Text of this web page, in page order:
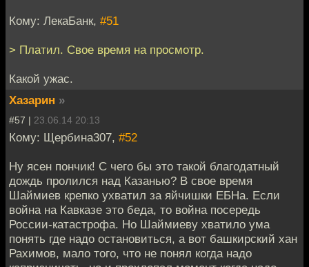
Кому: ЛекаБанк, #51
> Платил. Свое время на просмотр.
Какой ужас.
Хазарин »
#57 | 23.06.14 20:13
Кому: Щербина307, #52
Ну ясен пончик! С чего бы это такой благодатный
дождь пролился над Казанью? В свое время
Шаймиев крепко ухватил за яйчишки ЕБНа. Если
война на Кавказе это беда, то война посередь
России-катастрофа. Но Шаймиеву хватило ума
понять где надо остановиться, а вот башкирский хан
Рахимов, мало того, что не понял когда надо